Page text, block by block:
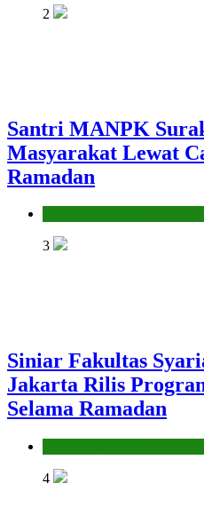
2
Santri MANPK
Masyarakat Lewat
Ramadan
3
Siniar Fakultas
Jakarta Rilis
Selama Ramadan
4